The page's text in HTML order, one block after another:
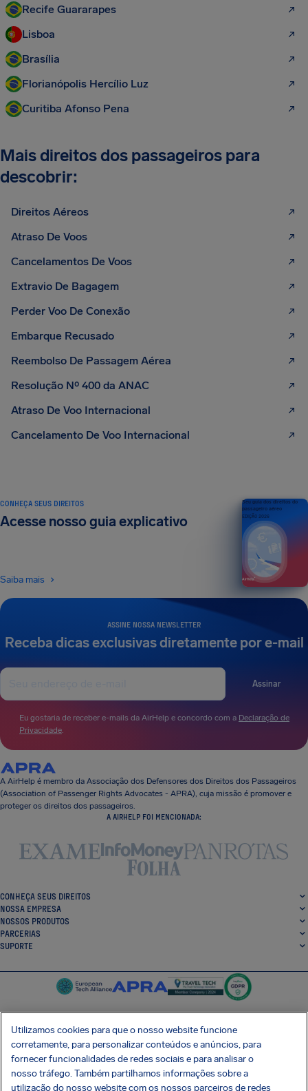
Recife Guararapes
Lisboa
Brasília
Florianópolis Hercílio Luz
Curitiba Afonso Pena
Mais direitos dos passageiros para
descobrir:
Direitos Aéreos
Atraso De Voos
Cancelamentos De Voos
Extravio De Bagagem
Perder Voo De Conexão
Embarque Recusado
Reembolso De Passagem Aérea
Resolução Nº 400 da ANAC
Atraso De Voo Internacional
Cancelamento De Voo Internacional
ASSINE NOSSA NEWSLETTER
Receba dicas exclusivas diretamente por e-mail
Assinar
Eu gostaria de receber e-mails da AirHelp e concordo com a Declaração de
Privacidade.
CONHEÇA SEUS DIREITOS
Acesse nosso guia explicativo
Saiba mais
Seu guia dos direitos do
passageiro aéreo
EDIÇÃO 2026
A AirHelp é membro da Associação dos Defensores dos Direitos dos Passageiros
(Association of Passenger Rights Advocates - APRA), cuja missão é promover e
proteger os direitos dos passageiros.
A AIRHELP FOI MENCIONADA:
CONHEÇA SEUS DIREITOS
NOSSA EMPRESA
NOSSOS PRODUTOS
PARCERIAS
SUPORTE
SocialFacebook
SocialTwitter
SocialInstagram
SocialLinkedin
BAIXE GRÁTIS NOSSO APP
Utilizamos cookies para que o nosso website funcione
corretamente, para personalizar conteúdos e anúncios, para
fornecer funcionalidades de redes sociais e para analisar o
nosso tráfego. Também partilhamos informações sobre a
utilização do nosso website com os nossos parceiros de redes